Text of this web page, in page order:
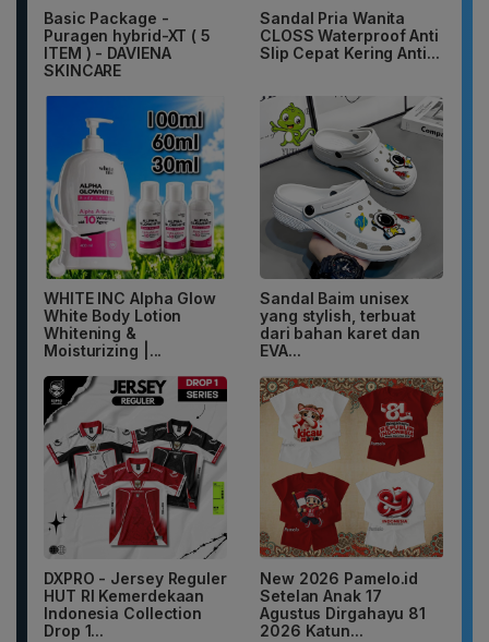
Basic Package -
Puragen hybrid-XT ( 5
ITEM ) - DAVIENA
SKINCARE
Sandal Pria Wanita
CLOSS Waterproof Anti
Slip Cepat Kering Anti...
WHITE INC Alpha Glow
White Body Lotion
Whitening &
Moisturizing |...
Sandal Baim unisex
yang stylish, terbuat
dari bahan karet dan
EVA...
DXPRO - Jersey Reguler
HUT RI Kemerdekaan
Indonesia Collection
Drop 1...
New 2026 Pamelo.id
Setelan Anak 17
Agustus Dirgahayu 81
2026 Katun...